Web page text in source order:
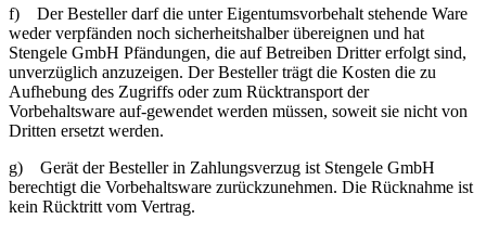
f) Der Besteller darf die unter Eigentumsvorbehalt stehende Ware
weder verpfänden noch sicherheitshalber übereignen und hat
Stengele GmbH Pfändungen, die auf Betreiben Dritter erfolgt sind,
unverzüglich anzuzeigen. Der Besteller trägt die Kosten die zu
Aufhebung des Zugriffs oder zum Rücktransport der
Vorbehaltsware auf-gewendet werden müssen, soweit sie nicht von
Dritten ersetzt werden.
g) Gerät der Besteller in Zahlungsverzug ist Stengele GmbH
berechtigt die Vorbehaltsware zurückzunehmen. Die Rücknahme ist
kein Rücktritt vom Vertrag.